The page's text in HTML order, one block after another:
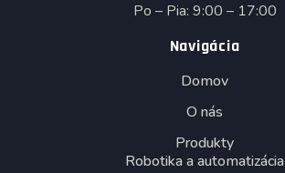
Po – Pia: 9:00 – 17:00
Navigácia
Domov
O nás
Produkty
Robotika a automatizácia